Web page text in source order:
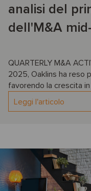
analisi del
dell'M&A
QUARTERLY M&A
2025, Oaklins ha reso
favorendo la crescita in
Leggi l'articolo